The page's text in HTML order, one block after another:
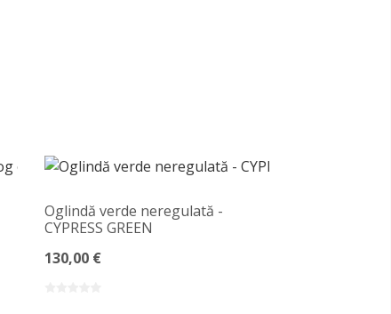
Oglindă verde neregulată -
CYPRESS GREEN
130,00 €